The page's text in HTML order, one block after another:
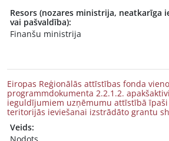
Resors (nozares ministrija, neatkarīga
vai pašvaldība):
Finanšu ministrija
Eiropas Reģionālās attīstības fonda
programmdokumenta 2.2.1.2.
ieguldījumiem uzņēmumu attīstībā
teritorijās ieviešanai izstrādāto grantu
Veids: